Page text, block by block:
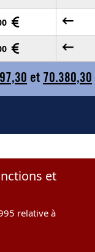
et 70.380,30
et
relative à